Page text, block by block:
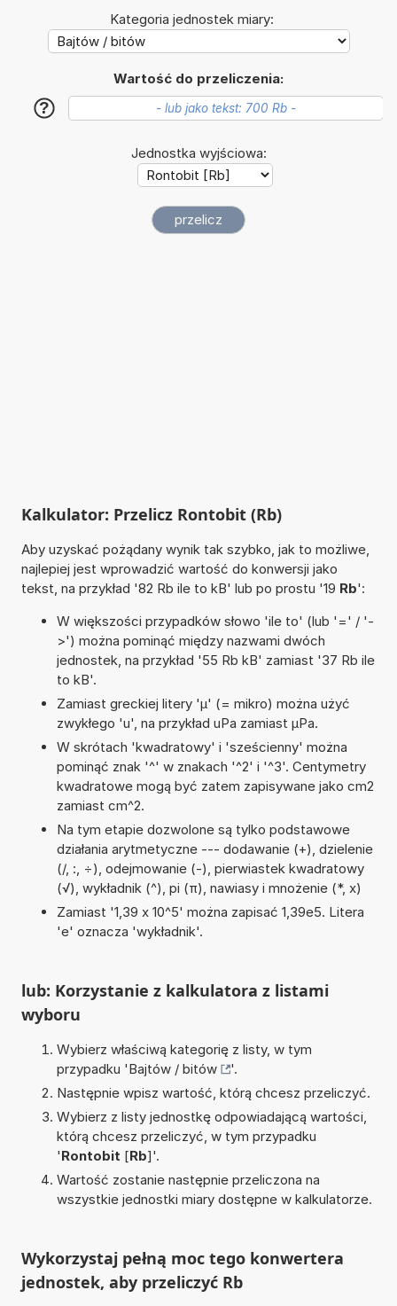
Kategoria jednostek miary:
Wartość do przeliczenia:
?
Jednostka wyjściowa:
Kalkulator: Przelicz Rontobit (Rb)
Aby uzyskać pożądany wynik tak szybko, jak to możliwe,
najlepiej jest wprowadzić wartość do konwersji jako
tekst, na przykład '82 Rb ile to kB' lub po prostu '19 Rb':
W większości przypadków słowo 'ile to' (lub '=' / '-
>') można pominąć między nazwami dwóch
jednostek, na przykład '55 Rb kB' zamiast '37 Rb ile
to kB'.
Zamiast greckiej litery 'µ' (= mikro) można użyć
zwykłego 'u', na przykład uPa zamiast µPa.
W skrótach 'kwadratowy' i 'sześcienny' można
pominąć znak '^' w znakach '^2' i '^3'. Centymetry
kwadratowe mogą być zatem zapisywane jako cm2
zamiast cm^2.
Na tym etapie dozwolone są tylko podstawowe
działania arytmetyczne --- dodawanie (+), dzielenie
(/, :, ÷), odejmowanie (-), pierwiastek kwadratowy
(√), wykładnik (^), pi (π), nawiasy i mnożenie (*, x)
Zamiast '1,39 x 10^5' można zapisać 1,39e5. Litera
'e' oznacza 'wykładnik'.
lub: Korzystanie z kalkulatora z listami
wyboru
Wybierz właściwą kategorię z listy, w tym
przypadku 'Bajtów / bitów
'.
Następnie wpisz wartość, którą chcesz przeliczyć.
Wybierz z listy jednostkę odpowiadającą wartości,
którą chcesz przeliczyć, w tym przypadku
'Rontobit [Rb]'.
Wartość zostanie następnie przeliczona na
wszystkie jednostki miary dostępne w kalkulatorze.
Wykorzystaj pełną moc tego konwertera
jednostek, aby przeliczyć Rb